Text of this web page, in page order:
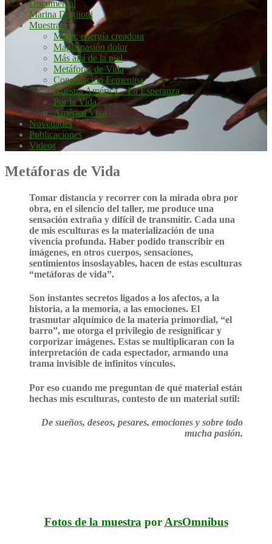
Documental
Marina Dogliotti
Muestras
Mujer, energía creadora
Magia pasión dolor
Más allá de la piel
Metáforas de Vida
Constelación Femenina
Nuestra América – La Esperanza
Por la Vida
América Viva
Novedades
Publicaciones
Videos
Metáforas de Vida
Tomar distancia y recorrer con la mirada obra por
obra, en el silencio del taller, me produce una
sensación extraña y difícil de transmitir. Cada una
de mis esculturas es la materialización de una
vivencia profunda. Haber podido transcribir en
imágenes, en otros cuerpos, sensaciones,
sentimientos insoslayables, hacen de estas esculturas
“metáforas de vida”.
Son instantes secretos ligados a los afectos, a la
historia, a la memoria, a las emociones. El
trasmutar alquímico de la materia primordial, “el
barro”, me otorga el privilegio de resignificar y
corporizar imágenes. Estas se multiplicaran con la
interpretación de cada espectador, armando una
trama invisible de infinitos vínculos.
Por eso cuando me preguntan de qué material están
hechas mis esculturas, contesto de un material sutil:
De sueños, deseos, pesares, emociones y sobre todo
mucha pasión.
Fotos dela muestra por ArsOmnibus